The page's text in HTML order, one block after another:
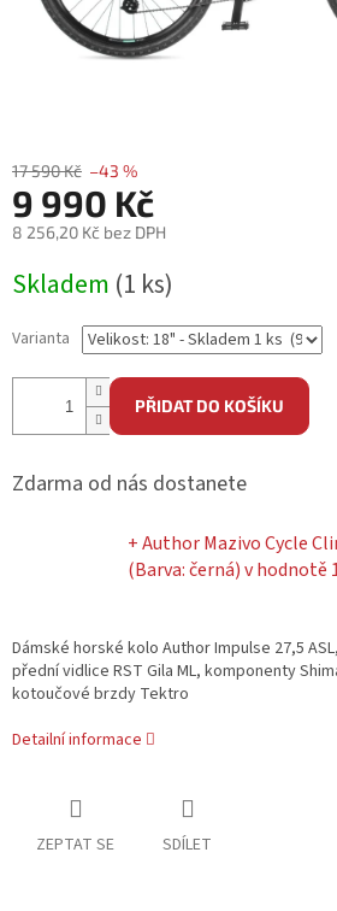
17 590 Kč –43 %
9 990 Kč
8 256,20 Kč bez DPH
cena:
Skladem (1 ks)
Varianta
PŘIDAT DO KOŠÍKU
Zdarma od nás dostanete
+ Author Mazivo Cycle
(Barva: černá)v hodnotě
Dámské horské kolo Author Impulse 27,5
přední vidlice RST Gila ML, komponenty
kotoučové brzdy Tektro
Detailní informace
ZEPTAT SE SDÍLET